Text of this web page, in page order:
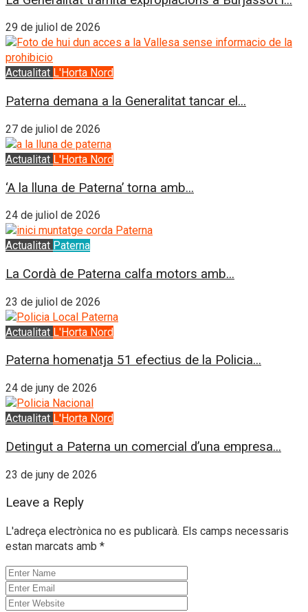
29 de juliol de 2026
Actualitat L'Horta Nord
Paterna demana a la Generalitat tancar el...
27 de juliol de 2026
Actualitat L'Horta Nord
‘A la lluna de Paterna’ torna amb...
24 de juliol de 2026
Actualitat Paterna
La Cordà de Paterna calfa motors amb...
23 de juliol de 2026
Actualitat L'Horta Nord
Paterna homenatja 51 efectius de la Policia...
24 de juny de 2026
Actualitat L'Horta Nord
Detingut a Paterna un comercial d’una empresa...
23 de juny de 2026
Leave a Reply
L'adreça electrònica no es publicarà. Els camps necessaris
estan marcats amb *